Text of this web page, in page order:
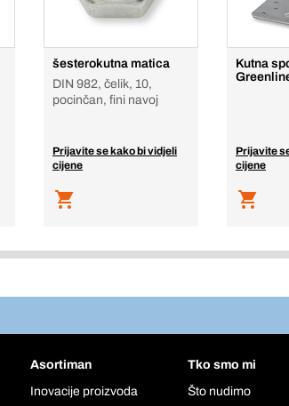
šesterokutna matica
DIN 982, čelik, 10,
pocinčan, fini navoj
Prijavite se kako bi vidjeli
cijene
Kutna
Prijavite
cijene
Asortiman
Inovacije proizvoda
Tko smo mi
Što nudimo